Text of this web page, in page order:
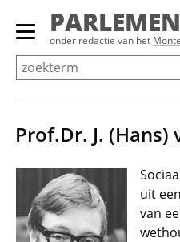
Overslaan
Primair
menu
tonen/verbergen
onder redactie van het
Prof.Dr. J. (Hans)
uit
van